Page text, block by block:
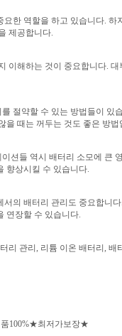
요한 역할을 하고 있습니다.
제공합니다.
이해하는 것이 중요합니다.
절약할 수 있는 방법들이 있
을 때는 꺼두는 것도 좋은 방법
션들 역시 배터리 소모에 큰
향상시킬 수 있습니다.
서의 배터리 관리도 중요합니
연장할 수 있습니다.
리 관리, 리튬 이온 배터리,
100%★최저가보장★